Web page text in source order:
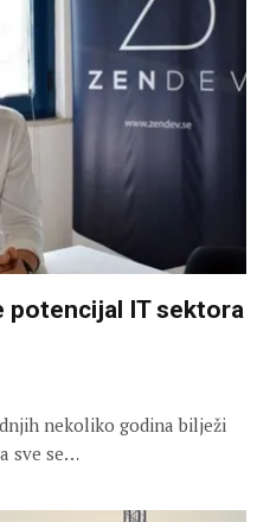
potencijal IT sektora
nekoliko godina bilježi
sve se…